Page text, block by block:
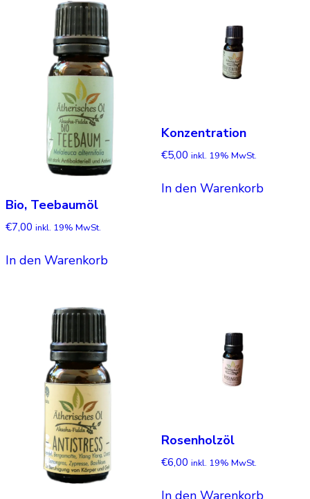
Bio, Teebaumöl
€7,00 inkl. 19% MwSt.
In den Warenkorb
Konzentration
€5,00 inkl. 19% MwSt.
In den Warenkorb
Rosenholzöl
€6,00 inkl. 19% MwSt.
In den Warenkorb